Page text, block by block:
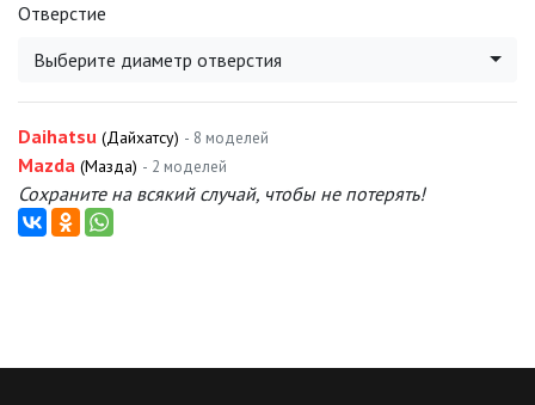
Отверстие
Выберите диаметр отверстия
Daihatsu (Дайхатсу) - 8 моделей
Mazda (Мазда) - 2 моделей
Сохраните на всякий случай, чтобы не потерять!